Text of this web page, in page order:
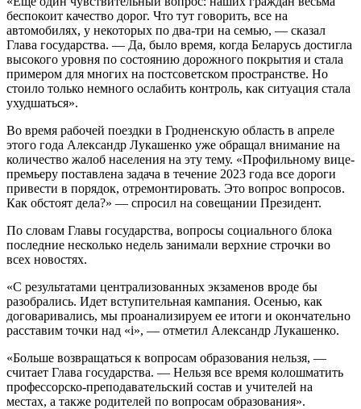
беспокоит качество дорог. Что тут говорить, все на
автомобилях, у некоторых по два-три на семью, — сказал
Глава государства. — Да, было время, когда Беларусь достигла
высокого уровня по состоянию дорожного покрытия и стала
примером для многих на постсоветском пространстве. Но
стоило только немного ослабить контроль, как ситуация стала
ухудшаться».
Во время рабочей поездки в Гродненскую область в апреле
этого года Александр Лукашенко уже обращал внимание на
количество жалоб населения на эту тему. «Профильному вице-
премьеру поставлена задача в течение 2023 года все дороги
привести в порядок, отремонтировать. Это вопрос вопросов.
Как обстоят дела?» — спросил на совещании Президент.
По словам Главы государства, вопросы социального блока
последние несколько недель занимали верхние строчки во
всех новостях.
«С результатами централизованных экзаменов вроде бы
разобрались. Идет вступительная кампания. Осенью, как
договаривались, мы проанализируем ее итоги и окончательно
расставим точки над «і», — отметил Александр Лукашенко.
«Больше возвращаться к вопросам образования нельзя, —
считает Глава государства. — Нельзя все время колошматить
профессорско-преподавательский состав и учителей на
местах, а также родителей по вопросам образования».